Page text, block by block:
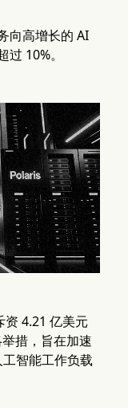
向高增长的 AI
10%。
4.21 亿美元
措，旨在加速
智能工作负载